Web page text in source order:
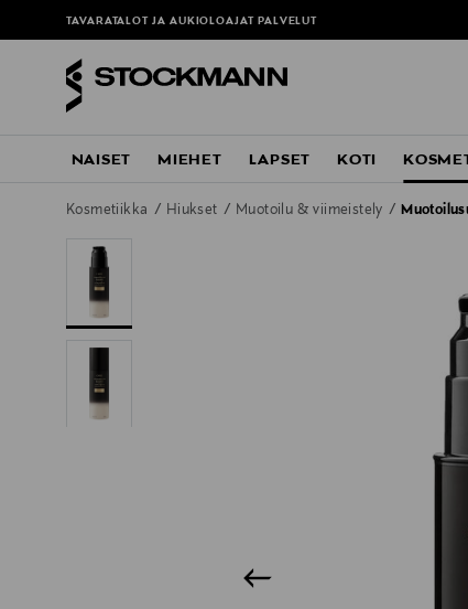
TAVARATALOT JA AUKIOLOAJAT PALVELUT
NAISET MIEHET LAPSET KOTI
Kosmetiikka Hiukset Muotoilu & viimeistely